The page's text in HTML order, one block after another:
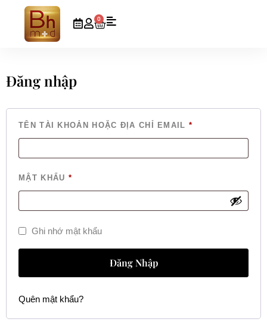
0
Đăng nhập
TÊN TÀI KHOẢN HOẶC ĐỊA CHỈ EMAIL *
MẬT KHẨU *
Ghi nhớ mật khẩu
Đăng Nhập
Quên mật khẩu?